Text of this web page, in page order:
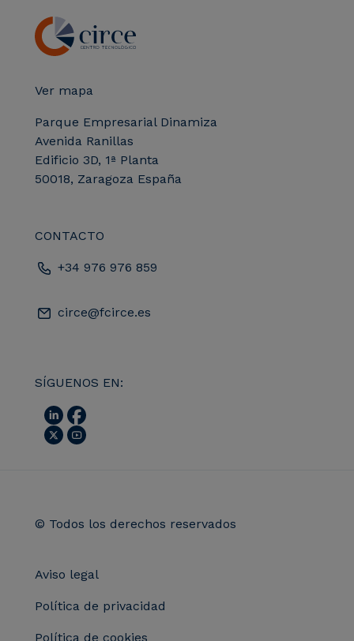
Ver mapa
Parque Empresarial Dinamiza
Avenida Ranillas
Edificio 3D, 1ª Planta
50018, Zaragoza España
CONTACTO
+34 976 976 859
circe@fcirce.es
SÍGUENOS EN:
© Todos los derechos reservados
Aviso legal
Política de privacidad
Política de cookies